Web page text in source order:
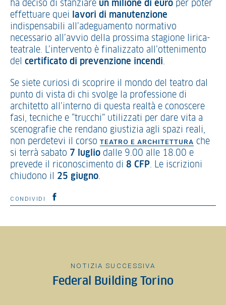
ha deciso di stanziare un milione di euro per poter
effettuare quei
lavori di manutenzione
indispensabili all’adeguamento normativo
necessario all’avvio della prossima stagione lirica-
teatrale. L’intervento è finalizzato all’ottenimento
del certificato di prevenzione incendi.
Se siete curiosi di scoprire il mondo del teatro dal
punto di vista di chi svolge la professione di
architetto all’interno di questa realtà e conoscere
fasi, tecniche e “trucchi” utilizzati per dare vita a
scenografie che rendano giustizia agli spazi reali,
non perdetevi il corso TEATRO E ARCHITETTURA che
si terrà sabato 7 luglio dalle 9.00 alle 18.00 e
prevede il riconoscimento di 8 CFP. Le iscrizioni
chiudono il 25 giugno.
CONDIVIDI
NOTIZIA SUCCESSIVA
Federal Building Torino